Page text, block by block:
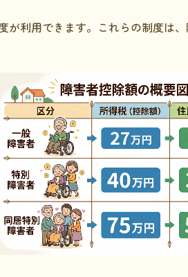
利用できます。これらの制度は